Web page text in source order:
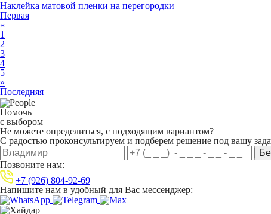
Наклейка матовой пленки на перегородки
Первая
«
1
2
3
4
5
»
Последняя
Помочь
с выбором
Не можете определиться, с подходящим вариантом?
С радостью проконсультируем и подберем решение под вашу
Позвоните нам:
+7 (926) 804-92-69
Напишите нам в удобный для Вас мессенджер: